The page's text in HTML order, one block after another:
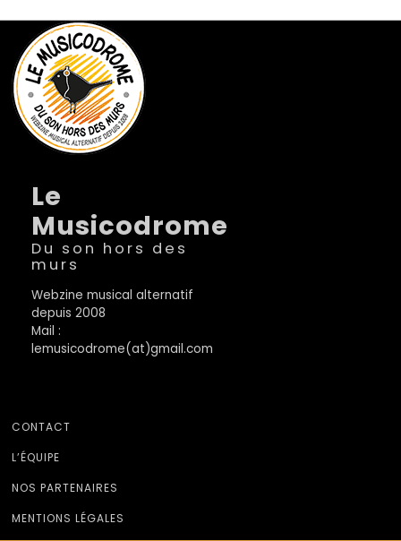
Le
Musicodrome
Du son hors des
murs
Webzine musical alternatif
depuis 2008
Mail :
lemusicodrome(at)gmail.com
CONTACT
L’ÉQUIPE
NOS PARTENAIRES
MENTIONS LÉGALES